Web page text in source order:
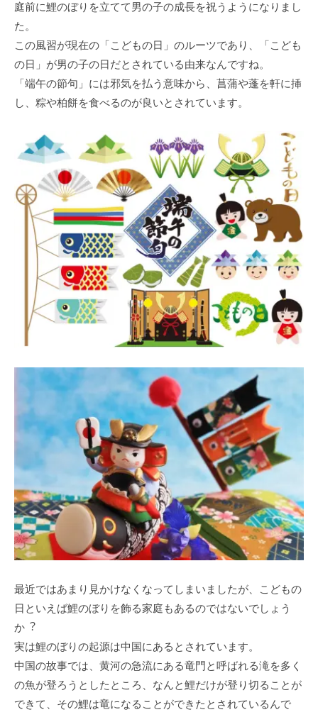
庭前に鯉のぼりを⽴てて男の⼦の成⻑を祝うようになりまし
た。
この⾵習が現在の「こどもの⽇」のルーツであり、「こども
の⽇」が男の⼦の⽇だとされている由来なんですね。
「端午の節句」には邪気を払う意味から、菖蒲や蓬を軒に挿
し、粽や柏餅を⾷べるのが良いとされています。
最近ではあまり⾒かけなくなってしまいましたが、こどもの
⽇といえば鯉のぼりを飾る家庭もあるのではないでしょう
か︖
実は鯉のぼりの起源は中国にあるとされています。
中国の故事では、⻩河の急流にある⻯⾨と呼ばれる滝を多く
の⿂が登ろうとしたところ、なんと鯉だけが登り切ることが
できて、その鯉は⻯になることができたとされているんで